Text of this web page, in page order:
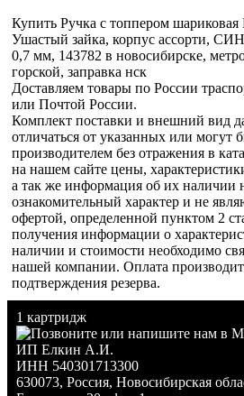
Купить Ручка с топпером
Ушастый зайка, корпус ассорти,
0,7 мм, 143782 в новосибирске,
горской, заправка нск
Доставляем товары по России
или Почтой России.
Комплект поставки и внешний вид
отличаться от указанных или могут
производителем без отражения в
на нашем сайте цены,
а так же информация об их наличии
ознакомительный характер и не
офертой, определенной пунктом 2
получения информации о
наличии и стоимости необходимо
нашей компании. Оплата
подтверждения резерва.
1 картридж
ИП Елкин А.И.
ИНН 540301713300
630073, Россия, Новосибирская